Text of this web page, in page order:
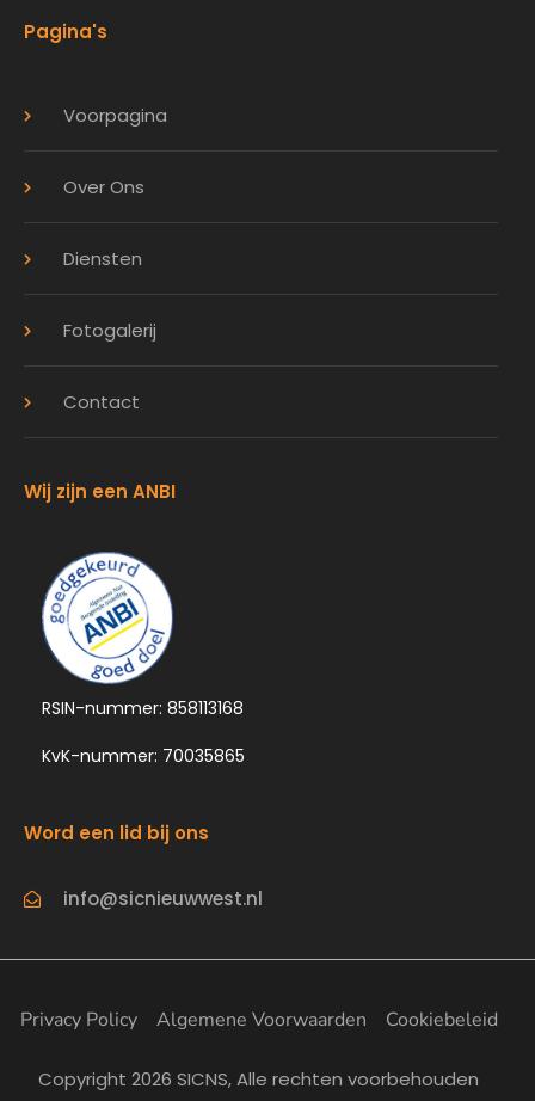
Pagina's
Voorpagina
Over Ons
Diensten
Fotogalerij
Contact
Wij zijn een ANBI
RSIN-nummer: 858113168
KvK-nummer: 70035865
Word een lid bij ons
info@sicnieuwwest.nl
Privacy Policy Algemene Voorwaarden Cookiebeleid
Copyright 2026 SICNS, Alle rechten voorbehouden